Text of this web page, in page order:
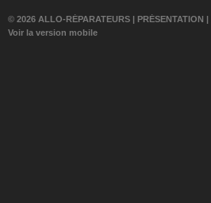
© 2026 ALLO-RÉPARATEURS | PRÉSENTATION |
Voir la version mobile